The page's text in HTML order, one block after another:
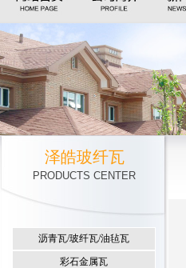
泽皓玻纤瓦
PRODUCTS CENTER
沥青瓦/玻纤瓦/油毡瓦
彩石金属瓦